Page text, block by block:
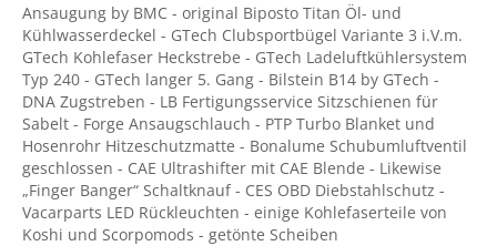
Ansaugung by BMC - original Biposto Titan Öl- und
Kühlwasserdeckel - GTech Clubsportbügel Variante 3 i.V.m.
GTech Kohlefaser Heckstrebe - GTech Ladeluftkühlersystem
Typ 240 - GTech langer 5. Gang - Bilstein B14 by GTech -
DNA Zugstreben - LB Fertigungsservice Sitzschienen für
Sabelt - Forge Ansaugschlauch - PTP Turbo Blanket und
Hosenrohr Hitzeschutzmatte - Bonalume Schubumluftventil
geschlossen - CAE Ultrashifter mit CAE Blende - Likewise
„Finger Banger“ Schaltknauf - CES OBD Diebstahlschutz -
Vacarparts LED Rückleuchten - einige Kohlefaserteile von
Koshi und Scorpomods - getönte Scheiben